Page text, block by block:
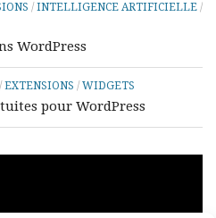
/ INTELLIGENCE ARTIFICIELLE /
WordPress
/ EXTENSIONS / WIDGETS
pour WordPress